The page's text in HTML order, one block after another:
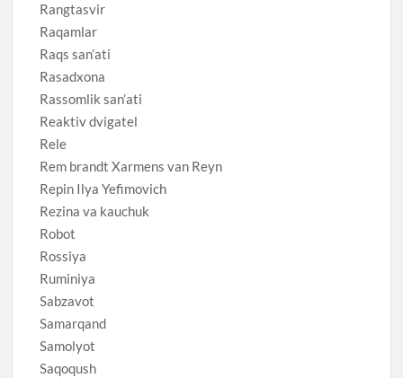
Rangtasvir
Raqamlar
Raqs san’ati
Rasadxona
Rassomlik san’ati
Reaktiv dvigatel
Rele
Rem brandt Xarmens van Reyn
Repin Ilya Yefimovich
Rezina va kauchuk
Robot
Rossiya
Ruminiya
Sabzavot
Samarqand
Samolyot
Saqoqush